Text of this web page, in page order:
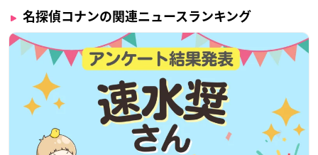
名探偵コナンの関連ニュースランキング